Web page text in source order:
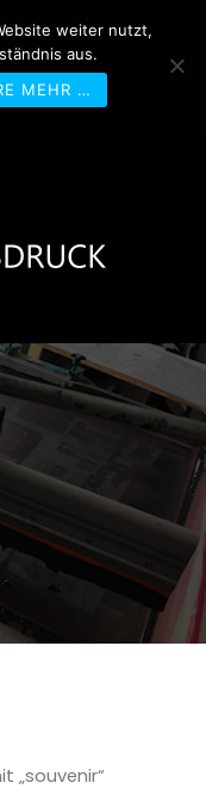
1 - 5 60314
„souvenir“
weiter nutzt,
aus.
MEHR …